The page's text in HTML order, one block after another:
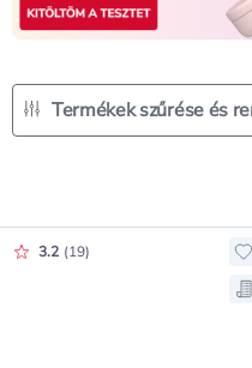
Termékek szűrése és
Értékelés pontszáma:
3.2 (19)